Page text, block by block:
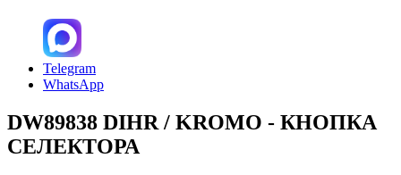
Telegram
WhatsApp
DW89838 DIHR / KROMO - КНОПКА
СЕЛЕКТОРА